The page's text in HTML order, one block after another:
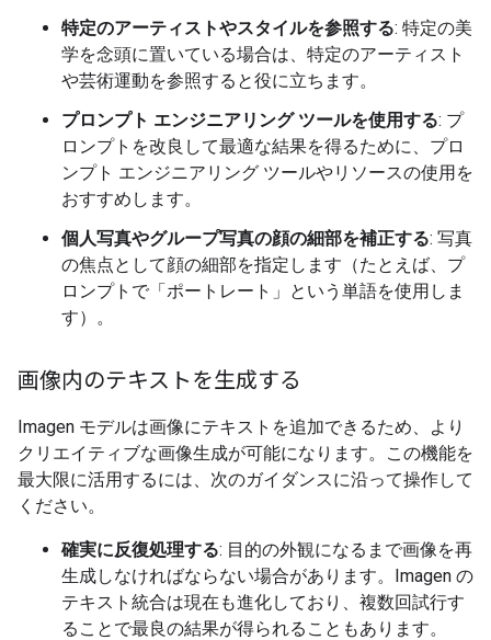
特定のアーティストやスタイルを参照する: 特定の美
学を念頭に置いている場合は、特定のアーティスト
や芸術運動を参照すると役に立ちます。
プロンプト エンジニアリング ツールを使用する: プ
ロンプトを改良して最適な結果を得るために、プロ
ンプト エンジニアリング ツールやリソースの使用を
おすすめします。
個人写真やグループ写真の顔の細部を補正する: 写真
の焦点として顔の細部を指定します（たとえば、プ
ロンプトで「ポートレート」という単語を使用しま
す）。
画像内のテキストを生成する
Imagen モデルは画像にテキストを追加できるため、より
クリエイティブな画像生成が可能になります。この機能を
最大限に活用するには、次のガイダンスに沿って操作して
ください。
確実に反復処理する: 目的の外観になるまで画像を再
生成しなければならない場合があります。Imagen の
テキスト統合は現在も進化しており、複数回試行す
ることで最良の結果が得られることもあります。